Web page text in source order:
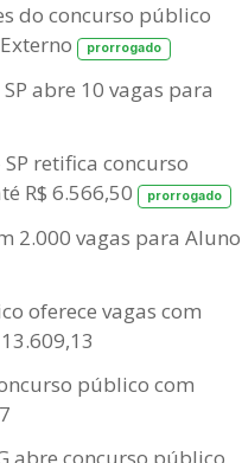
do concurso público
prorrogado
abre 10 vagas para
retifica concurso
R$ 6.566,50
prorrogado
2.000 vagas para
oferece vagas com
público com
abre concurso público